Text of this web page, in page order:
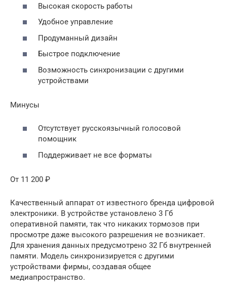
Высокая скорость работы
Удобное управление
Продуманный дизайн
Быстрое подключение
Возможность синхронизации с другими
устройствами
Минусы
Отсутствует русскоязычный голосовой
помощник
Поддерживает не все форматы
От 11 200 ₽
Качественный аппарат от известного бренда цифровой
электроники. В устройстве установлено 3 Гб
оперативной памяти, так что никаких тормозов при
просмотре даже высокого разрешения не возникает.
Для хранения данных предусмотрено 32 Гб внутренней
памяти. Модель синхронизируется с другими
устройствами фирмы, создавая общее
медиапространство.